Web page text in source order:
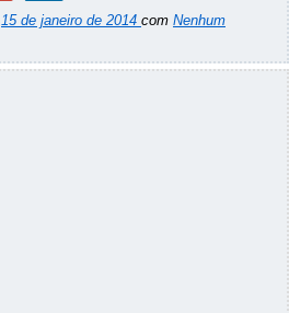
15 de janeiro de 2014 com Nenhum